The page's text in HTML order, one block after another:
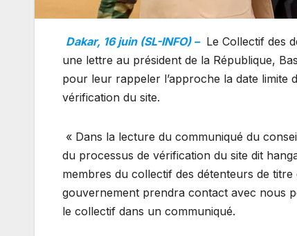
Dakar, 16 juin (SL-INFO) – Le Collectif des
une lettre au président de la République,
pour leur rappeler l’approche la date
vérification du site.
« Dans la lecture du communiqué du
du processus de vérification du site dit
membres du collectif des détenteurs de
gouvernement prendra contact avec nous
le collectif dans un communiqué.